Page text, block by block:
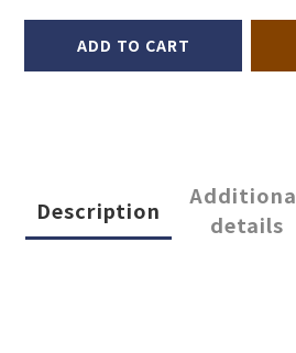
ADD TO CART
Description
details